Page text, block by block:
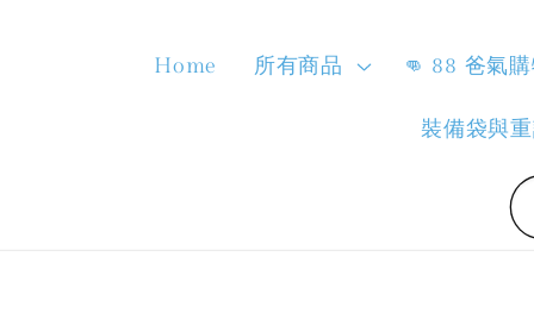
Home 所有商品 👊 88 爸氣
裝備袋與